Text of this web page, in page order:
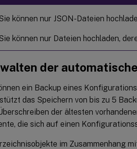
können nur JSON-Dateien
können nur Dateien hochladen,
der
ein Backup eines
das Speichern von bis zu 5
der ältesten
die sich auf einen
im Zusammenhang